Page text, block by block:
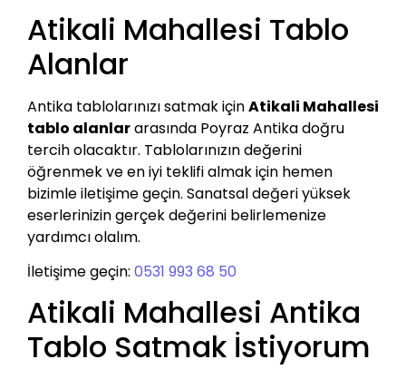
Atikali Mahallesi Tablo
Alanlar
Antika tablolarınızı satmak içinAtikali Mahallesi
tablo alanlararasında Poyraz Antika doğru
tercih olacaktır. Tablolarınızın değerini
öğrenmek ve en iyi teklifi almak için hemen
bizimle iletişime geçin. Sanatsal değeri yüksek
eserlerinizin gerçek değerini belirlemenize
yardımcı olalım.
İletişime geçin: 0531 993 68 50
Atikali Mahallesi Antika
Tablo Satmak İstiyorum